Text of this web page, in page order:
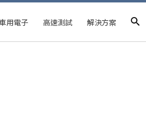
用電子 高速測試 解決方案